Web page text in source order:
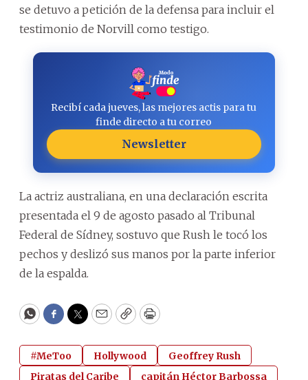
se detuvo a petición de la defensa para incluir el
testimonio de Norvill como testigo.
Recibí cada jueves, las mejores actis para tu
finde directo a tu correo
Newsletter
La actriz australiana, en una declaración escrita
presentada el 9 de agosto pasado al Tribunal
Federal de Sídney, sostuvo que Rush le tocó los
pechos y deslizó sus manos por la parte inferior
de la espalda.
WhatsApp
Facebook
Twitter
EmailCopyPrint
#MeToo Hollywood
Geoffrey Rush
Piratas del Caribe
capitán Héctor Barbossa